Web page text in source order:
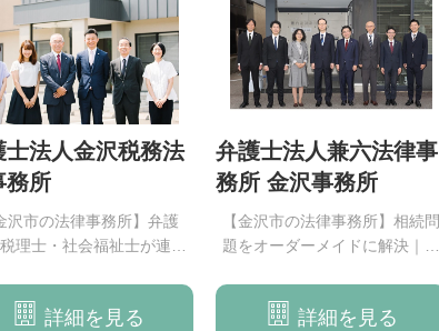
士法人金沢税務法
務所
沢市の法律事務所】弁護
理士・社会福祉士が連携
詳細を見る
弁護士法人兼六法律事
務所 金沢事務所
【金沢市の法律事務所】相続問
題をオーダーメイドに解決｜相
詳細を見る